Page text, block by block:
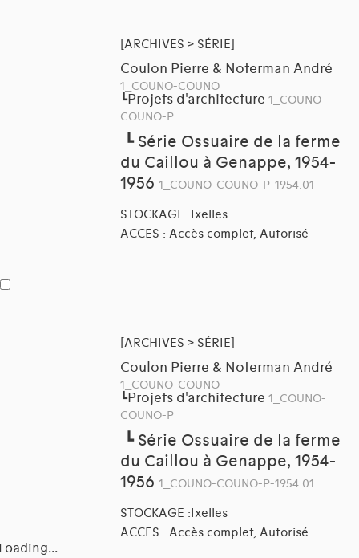
[ARCHIVES > SÉRIE]
Coulon Pierre & Noterman André
1_COUNO-COUNO
┗Projets d'architecture 1_COUNO-
COUNO-P
┗ Série Ossuaire de la ferme
du Caillou à Genappe, 1954-
1956 1_COUNO-COUNO-P-1954.01
STOCKAGE :Ixelles
ACCES : Accès complet, Autorisé
[ARCHIVES > SÉRIE]
Coulon Pierre & Noterman André
1_COUNO-COUNO
┗Projets d'architecture 1_COUNO-
COUNO-P
┗ Série Ossuaire de la ferme
du Caillou à Genappe, 1954-
1956 1_COUNO-COUNO-P-1954.01
STOCKAGE :Ixelles
ACCES : Accès complet, Autorisé